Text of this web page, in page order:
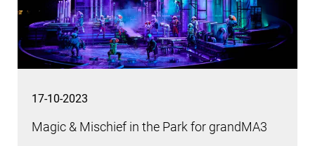
17-10-2023
Magic & Mischief in the Park for grandMA3